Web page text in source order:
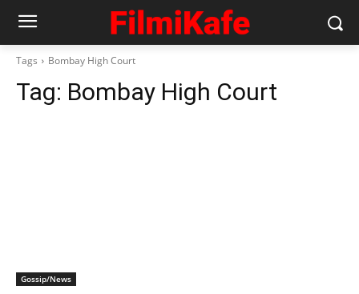
Tags Bombay High Court
Tag: Bombay High Court
Gossip/News